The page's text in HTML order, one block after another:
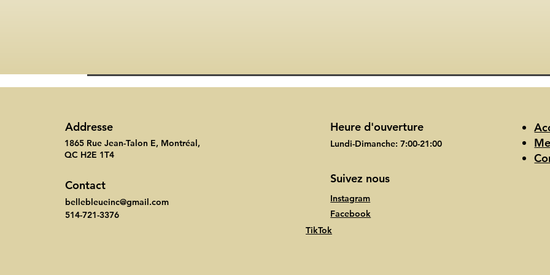
Addresse
1865 Rue Jean-Talon E, Montréal,
QC H2E 1T4
Contact
bellebleueinc@gmail.com
514-721-3376
Heure d'ouverture
Lundi-Dimanche: 7:00-21:00
Suivez nous
Instagram
Facebook
TikTok